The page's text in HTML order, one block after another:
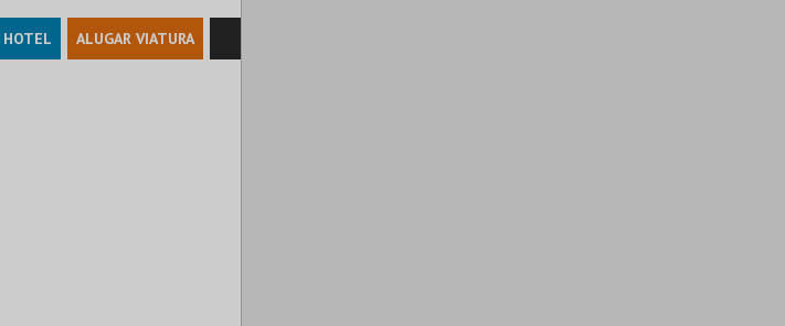
HOTEL ALUGAR VIATURA